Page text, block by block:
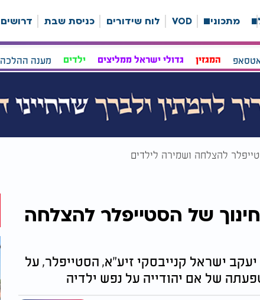
מתכונים VOD לוח שידורים כניסת שבת דרושים
המגזין גדולי ישראל ממליצים ילדים מענה ההלכה
להצלחה ושמירה לילדים
של הסטייפלר להצלחה
ישראל קנייבסקי זיע"א, הסטייפלר, על
של אם יהודייה על נפש ילדיה